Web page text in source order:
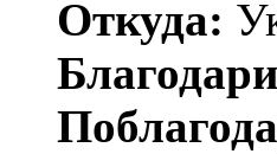
Откуда: